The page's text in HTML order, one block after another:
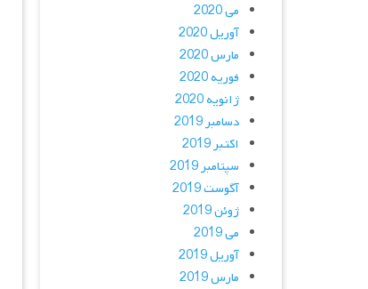
می 2020
آوریل 2020
مارس 2020
فوریه 2020
ژانویه 2020
دسامبر 2019
اکتبر 2019
سپتامبر 2019
آگوست 2019
ژوئن 2019
می 2019
آوریل 2019
مارس 2019